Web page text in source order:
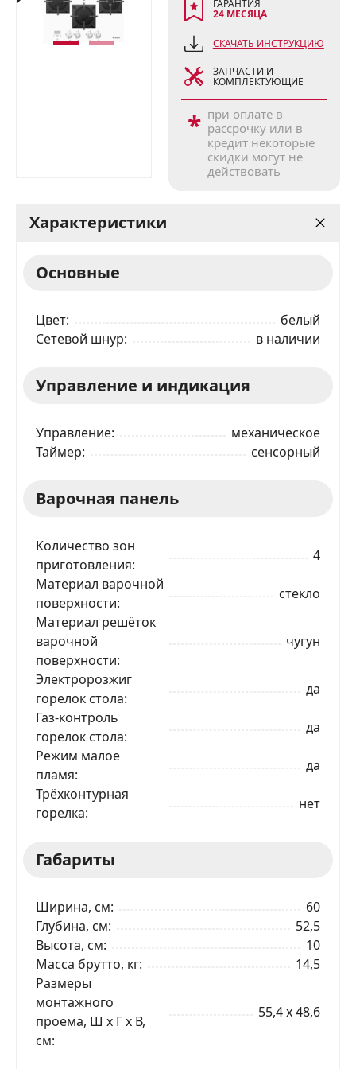
ГАРАНТИЯ
24 МЕСЯЦА
СКАЧАТЬ ИНСТРУКЦИЮ
ЗАПЧАСТИ И
КОМПЛЕКТУЮЩИЕ
* при оплате в
рассрочку или в
кредит некоторые
скидки могут не
действовать
Характеристики
Основные
Цвет
белый
Сетевой шнур
в наличии
Управление и индикация
Управление
механическое
Таймер
сенсорный
Варочная панель
Количество зон
приготовления
4
Материал варочной
поверхности
стекло
Материал решёток
варочной
поверхности
чугун
Электророзжиг
горелок стола
да
Газ-контроль
горелок стола
да
Режим малое
пламя
да
Трёхконтурная
горелка
нет
Габариты
Ширина, см
60
Глубина, см
52,5
Высота, см
10
Масса брутто, кг
14,5
Размеры
монтажного
проема, Ш x Г x В,
см
55,4 x 48,6